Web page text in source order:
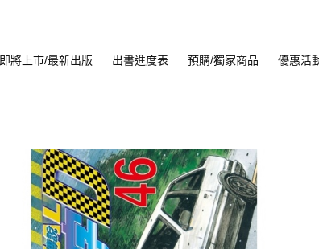
即將上市/最新出版 出書進度表 預購/獨家商品 優惠活